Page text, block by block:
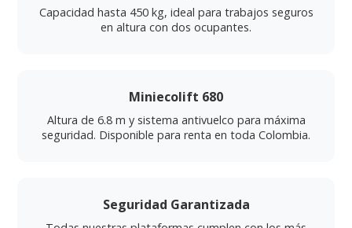
Capacidad hasta 450 kg, ideal para trabajos seguros
en altura con dos ocupantes.
Miniecolift 680
Altura de 6.8 m y sistema antivuelco para máxima
seguridad. Disponible para renta en toda Colombia.
Seguridad Garantizada